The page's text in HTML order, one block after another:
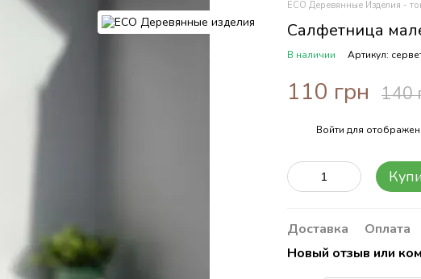
ECO Деревянные Изделия -
Салфетница
В наличии Артикул:
110 грн 140
Войти для
Доставка Оплата
Новый отзыв или